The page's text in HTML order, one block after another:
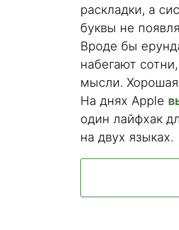
раскладки, а
буквы не
Вроде бы
набегают
мысли. Хорошая
На днях Apple
один лайфхак
на двух языках.